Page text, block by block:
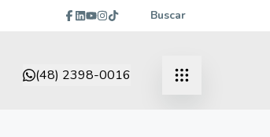
Buscar
(48) 2398-0016